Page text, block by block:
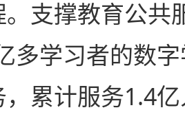
支撑教育公共
多学习者的数
累计服务1.4